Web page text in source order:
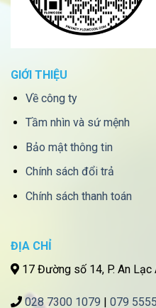
GIỚI THIỆU
Về công ty
Tầm nhìn và sứ mệnh
Bảo mật thông tin
Chính sách đổi trả
Chính sách thanh toán
ĐỊA CHỈ
17 Đường số 14, P. An Lạc
028 7300 1079 079